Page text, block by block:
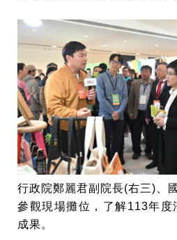
行政院鄭麗君副院長(右三)、
參觀現場攤位，了解113年度
成果。